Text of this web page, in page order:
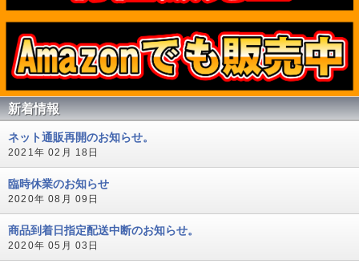
新着情報
ネット通販再開のお知らせ。
2021年 02月 18日
臨時休業のお知らせ
2020年 08月 09日
商品到着日指定配送中断のお知らせ。
2020年 05月 03日